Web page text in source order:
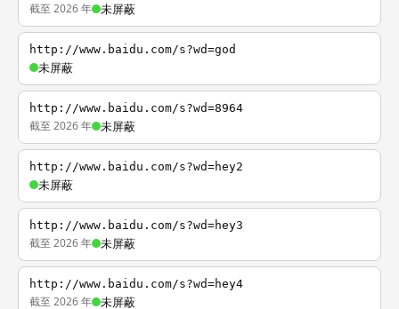
截至 2026 年 未屏蔽
http://www.baidu.com/s?wd=god
未屏蔽
http://www.baidu.com/s?wd=8964
截至 2026 年 未屏蔽
http://www.baidu.com/s?wd=hey2
未屏蔽
http://www.baidu.com/s?wd=hey3
截至 2026 年 未屏蔽
http://www.baidu.com/s?wd=hey4
截至 2026 年 未屏蔽